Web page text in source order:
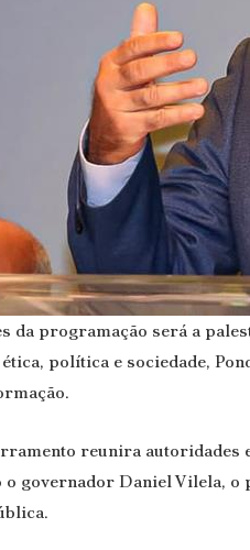
da programação será a
política e sociedade,
reunira
o governador Daniel Vilela,